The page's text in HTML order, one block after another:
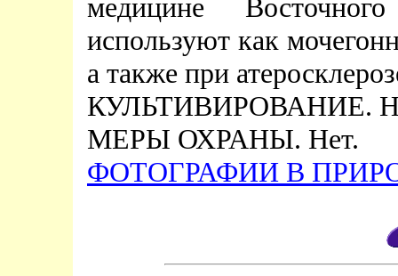
медицине
используют как
а также при
КУЛЬТИВИРОВАНИЕ.
МЕРЫ ОХРАНЫ. Нет.
ФОТОГРАФИИ В